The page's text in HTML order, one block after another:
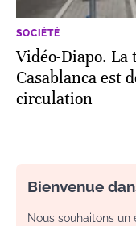
SOCIÉTÉ
Vidéo-Diapo. La
Casablanca est
circulation
Bienvenue
Nous souhaitons